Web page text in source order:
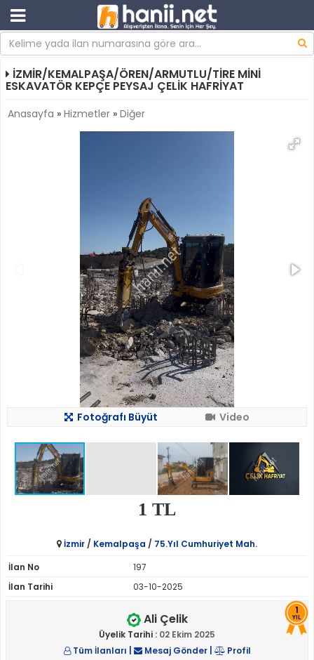
İZMİR/KEMALPAŞA/ÖREN/ARMUTLU/TİRE MİNİ
ESKAVATÖR KEPÇE PEYSAJ ÇELİK HAFRİYAT
Anasayfa » Hizmetler » Diğer
Fotoğrafı Büyüt Video
1 TL
İzmir / Kemalpaşa / 75.Yıl Cumhuriyet Mah.
İlan No
197
İlan Tarihi
03-10-2025
1
YIL
Ali Çelik
Üyelik Tarihi : 02 Ekim 2025
Tüm İlanları
Mesaj Gönder| Profil